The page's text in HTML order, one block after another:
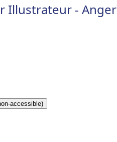
Illustrateur -
accessible)